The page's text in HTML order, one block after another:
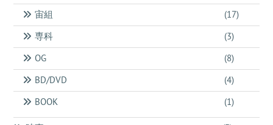
宙組
(17)
専科
(3)
OG
(8)
BD/DVD
(4)
BOOK
(1)